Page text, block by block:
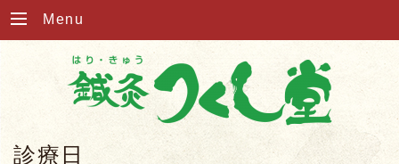
Menu
診療日